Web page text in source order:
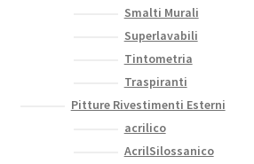
Smalti Murali
Superlavabili
Tintometria
Traspiranti
Pitture Rivestimenti Esterni
acrilico
AcrilSilossanico